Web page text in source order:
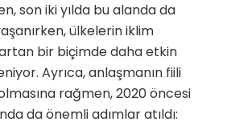
son iki yılda bu alanda da
ülkelerin iklim
bir biçimde daha etkin
Ayrıca, anlaşmanın fiili
rağmen, 2020 öncesi
da önemli adımlar atıldı: